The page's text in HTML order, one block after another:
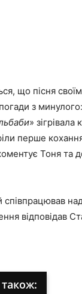
що пісня
з
»
перше
Тоня та
співпрацював
відповідав